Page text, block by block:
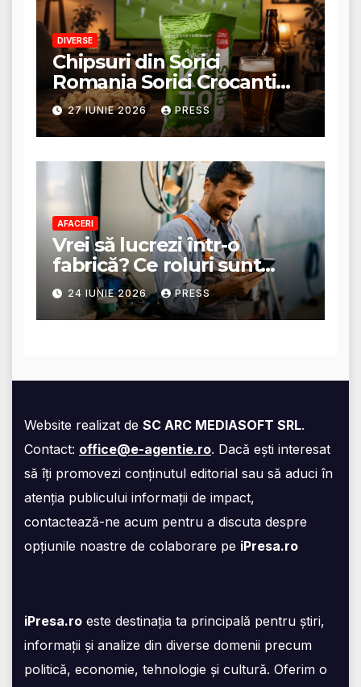
DIVERSE
Chipsuri din Sorici
Romania Sorici Crocanti
Magazin Online
27 IUNIE 2026 PRESS
AFACERI
Vrei să lucrezi într-o
fabrică? Ce roluri sunt
disponibile și ce presupun
acestea
24 IUNIE 2026 PRESS
Website realizat de SC ARC MEDIASOFT SRL.
Contact: office@e-agentie.ro. Dacă ești interesat
să îți promovezi conținutul editorial sau să aduci în
atenția publicului informații de impact,
contactează-ne acum pentru a discuta despre
opțiunile noastre de colaborare pe iPresa.ro
iPresa.ro este destinația ta principală pentru știri,
informații și analize din diverse domenii precum
politică, economie, tehnologie și cultură. Oferim o